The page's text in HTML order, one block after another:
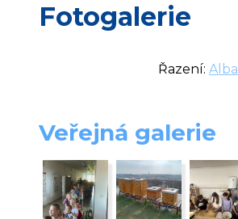
Fotogalerie
Řazení: Alba
Veřejná galerie